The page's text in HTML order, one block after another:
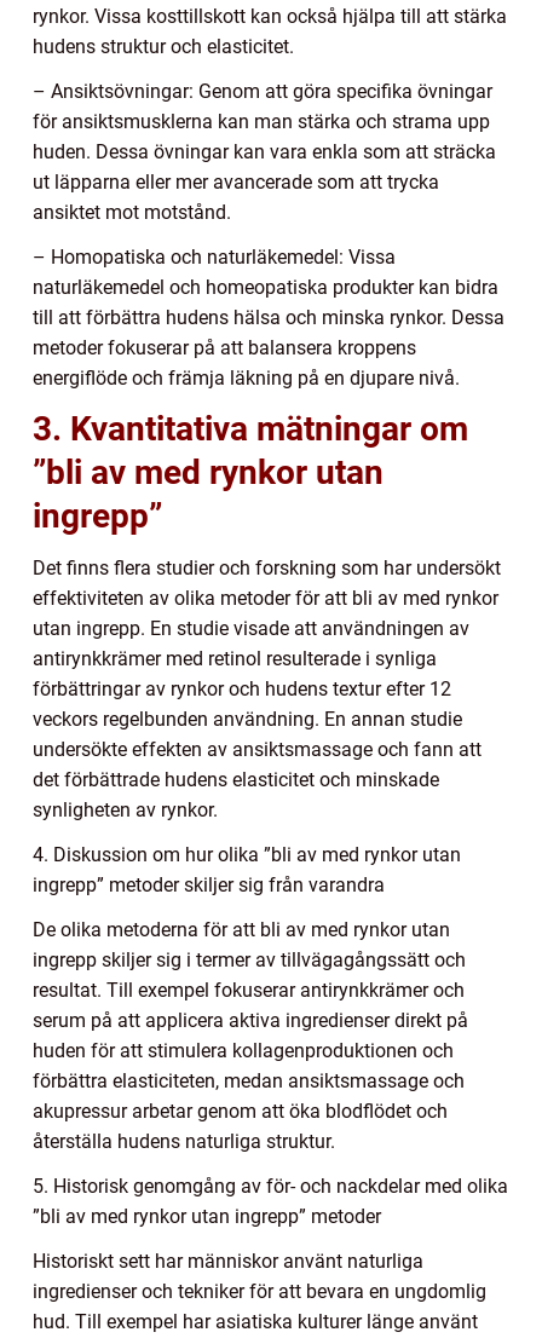
rynkor. Vissa kosttillskott kan också hjälpa till att stärka
hudens struktur och elasticitet.
– Ansiktsövningar: Genom att göra specifika övningar
för ansiktsmusklerna kan man stärka och strama upp
huden. Dessa övningar kan vara enkla som att sträcka
ut läpparna eller mer avancerade som att trycka
ansiktet mot motstånd.
– Homopatiska och naturläkemedel: Vissa
naturläkemedel och homeopatiska produkter kan bidra
till att förbättra hudens hälsa och minska rynkor. Dessa
metoder fokuserar på att balansera kroppens
energiflöde och främja läkning på en djupare nivå.
3. Kvantitativa mätningar om
”bli av med rynkor utan
ingrepp”
Det finns flera studier och forskning som har undersökt
effektiviteten av olika metoder för att bli av med rynkor
utan ingrepp. En studie visade att användningen av
antirynkkrämer med retinol resulterade i synliga
förbättringar av rynkor och hudens textur efter 12
veckors regelbunden användning. En annan studie
undersökte effekten av ansiktsmassage och fann att
det förbättrade hudens elasticitet och minskade
synligheten av rynkor.
4. Diskussion om hur olika ”bli av med rynkor utan
ingrepp” metoder skiljer sig från varandra
De olika metoderna för att bli av med rynkor utan
ingrepp skiljer sig i termer av tillvägagångssätt och
resultat. Till exempel fokuserar antirynkkrämer och
serum på att applicera aktiva ingredienser direkt på
huden för att stimulera kollagenproduktionen och
förbättra elasticiteten, medan ansiktsmassage och
akupressur arbetar genom att öka blodflödet och
återställa hudens naturliga struktur.
5. Historisk genomgång av för- och nackdelar med olika
”bli av med rynkor utan ingrepp” metoder
Historiskt sett har människor använt naturliga
ingredienser och tekniker för att bevara en ungdomlig
hud. Till exempel har asiatiska kulturer länge använt